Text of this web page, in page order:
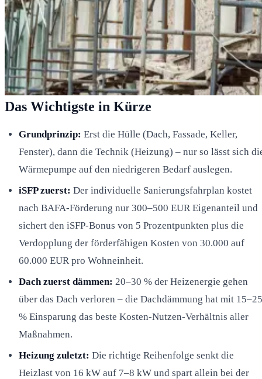
Das Wichtigste in Kürze
Grundprinzip: Erst die Hülle (Dach, Fassade, Keller,
Fenster), dann die Technik (Heizung) – nur so lässt sich
Wärmepumpe auf den niedrigeren Bedarf auslegen.
iSFP zuerst: Der individuelle Sanierungsfahrplan kostet
nach BAFA-Förderung nur 300–500 EUR Eigenanteil und
sichert den iSFP-Bonus von 5 Prozentpunkten plus die
Verdopplung der förderfähigen Kosten von 30.000 auf
60.000 EUR pro Wohneinheit.
Dach zuerst dämmen: 20–30 % der Heizenergie gehen
über das Dach verloren – die Dachdämmung hat mit 15–25
% Einsparung das beste Kosten-Nutzen-Verhältnis aller
Maßnahmen.
Heizung zuletzt: Die richtige Reihenfolge senkt die
Heizlast von 16 kW auf 7–8 kW und spart allein bei der